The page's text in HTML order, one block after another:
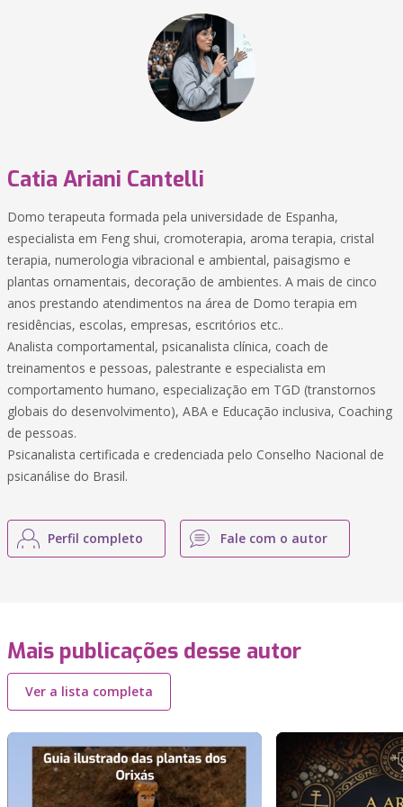
Catia Ariani Cantelli
Domo terapeuta formada pela universidade de Espanha,
especialista em Feng shui, cromoterapia, aroma terapia, cristal
terapia, numerologia vibracional e ambiental, paisagismo e
plantas ornamentais, decoração de ambientes. A mais de cinco
anos prestando atendimentos na área de Domo terapia em
residências, escolas, empresas, escritórios etc..
Analista comportamental, psicanalista clínica, coach de
treinamentos e pessoas, palestrante e especialista em
comportamento humano, especialização em TGD (transtornos
globais do desenvolvimento), ABA e Educação inclusiva, Coaching
de pessoas.
Psicanalista certificada e credenciada pelo Conselho Nacional de
psicanálise do Brasil.
Perfil completo Fale com o autor
Mais publicações desse autor
Ver a lista completa